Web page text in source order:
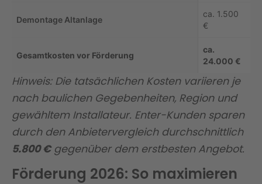
Demontage Altanlage
ca. 1.500
€
Gesamtkosten vor Förderung
ca.
24.000 €
Hinweis: Die tatsächlichen Kosten variieren je
nach baulichen Gegebenheiten, Region und
gewähltem Installateur. Enter-Kunden sparen
durch den Anbietervergleich durchschnittlich
5.800 €gegenüber dem erstbesten Angebot.
Förderung 2026: So maximieren